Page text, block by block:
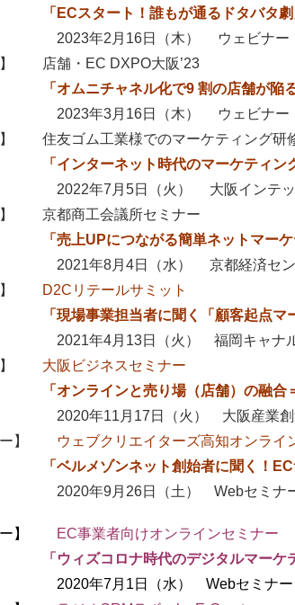
ート！誰もが通るドタバタ劇」
2月16日（木） ウェビナー
】 店舗・EC DXPO大阪’23
ャネル化で9 割の店舗が陥るキケ
3月16日（木） ウェビナー
】 住友ゴム工業様でのマーケティング研
ーネット時代のマーケティング」
7月5日（火） 大阪インテッ
】 京都商工会議所セミナー
「売上UPにつながる簡単ネットマーケ
8月4日（水） 京都経済セ
】
D2Cリテールサミット
「現場事業担当者に聞く「顧客起点マ
月13日（火） 福岡キャナル
】 大阪ビジネスセミナー
「オンラインと売り場（店舗）の融
11月17日（火） 大阪産業創
ー】
ウェブクリエイターズ高知オンライ
「ベルメゾンネット創始者に聞く！
9月26日（土） Webセミナ
ー】
EC事業者向けオンラインセミナー
「ウィズコロナ時代のデジタルマー
7月1日（水） Webセミナー